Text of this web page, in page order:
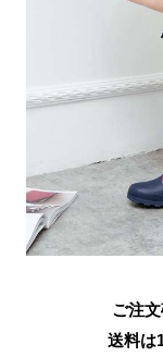
ご注
送料は